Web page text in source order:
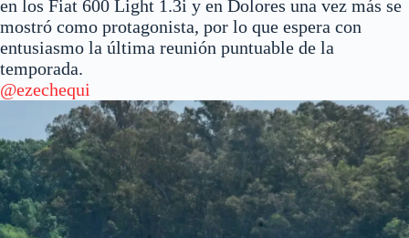
en los Fiat 600 Light 1.3i y en Dolores una vez más se
mostró como protagonista, por lo que espera con
entusiasmo la última reunión puntuable de la
temporada.
@ezechequi